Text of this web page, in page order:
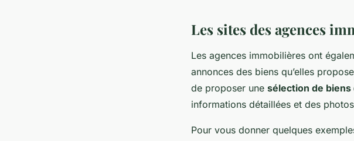
Les sites des agences
Les agences immobilières ont
annonces des biens qu’elles
de proposer une sélection de biens
informations détaillées et des
Pour vous donner quelques